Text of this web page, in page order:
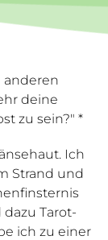
anderen
deine
zu sein?" *
Ich
Strand und
Tarot-
ich zu einer